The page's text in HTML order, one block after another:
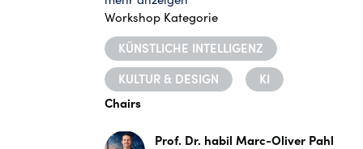
Workshop Kategorie
KÜNSTLICHE INTELLIGENZ
KULTUR & DESIGN
KI
Chairs
Prof. Dr. habil Marc-Oliver Pahl